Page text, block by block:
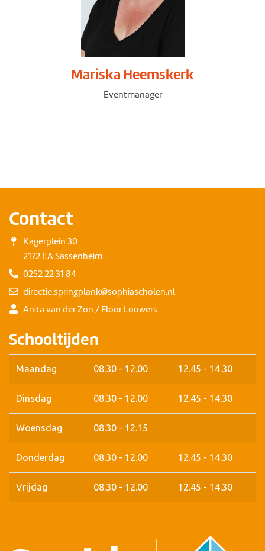
Mariska Heemskerk
Eventmanager
Contact
Kagerplein 30
2172 EA Sassenheim
0252 22 31 84
directie.springplank@sophiascholen.nl
Anita van der Zon / Floor Louwers
Schooltijden
Maandag 08.30 - 12.00 12.45 - 14.30
Dinsdag 08.30 - 12.00 12.45 - 14.30
Woensdag 08.30 - 12.15
Donderdag 08.30 - 12.00 12.45 - 14.30
Vrijdag 08.30 - 12.00 12.45 - 14.30